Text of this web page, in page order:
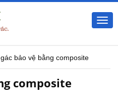
bảo vệ bằng composite
composite